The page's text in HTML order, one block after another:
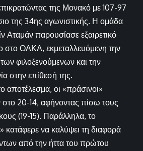
της Μονακό με 107-97
της 34ης αγωνιστικής. Η ομάδα
Αταμάν παρουσίασε εξαιρετικό
ΟΑΚΑ, εκμεταλλευόμενη την
φιλοξενούμενων και την
στην επίθεσή της.
αποτέλεσμα, οι «πράσινοι»
στο 20-14, αφήνοντας πίσω τους
(19-15). Παράλληλα, το
κατάφερε να καλύψει τη διαφορά
από την ήττα του πρώτου